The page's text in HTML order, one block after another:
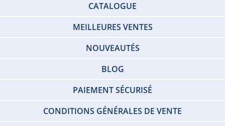
CATALOGUE
MEILLEURES VENTES
NOUVEAUTÉS
BLOG
PAIEMENT SÉCURISÉ
CONDITIONS GÉNÉRALES DE VENTE